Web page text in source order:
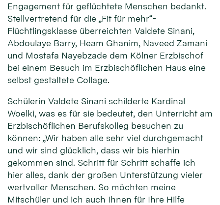
Engagement für geflüchtete Menschen bedankt.
Stellvertretend für die „Fit für mehr“-
Flüchtlingsklasse überreichten Valdete Sinani,
Abdoulaye Barry, Heam Ghanim, Naveed Zamani
und Mostafa Nayebzade dem Kölner Erzbischof
bei einem Besuch im Erzbischöflichen Haus eine
selbst gestaltete Collage.
Schülerin Valdete Sinani schilderte Kardinal
Woelki, was es für sie bedeutet, den Unterricht am
Erzbischöflichen Berufskolleg besuchen zu
können: „Wir haben alle sehr viel durchgemacht
und wir sind glücklich, dass wir bis hierhin
gekommen sind. Schritt für Schritt schaffe ich
hier alles, dank der großen Unterstützung vieler
wertvoller Menschen. So möchten meine
Mitschüler und ich auch Ihnen für Ihre Hilfe